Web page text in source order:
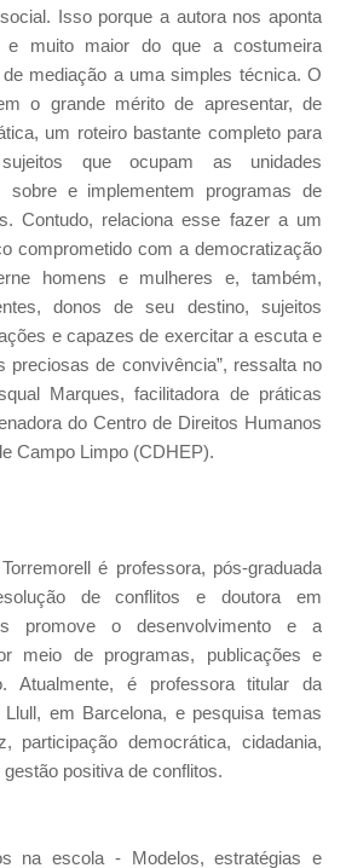
Isso porque a autora nos aponta
e muito maior do que a costumeira
mediação a uma simples técnica. O
o grande mérito de apresentar, de
um roteiro bastante completo para
que ocupam as unidades
sobre e implementem programas de
Contudo, relaciona esse fazer a um
comprometido com a democratização
homens e mulheres e, também,
donos de seu destino, sujeitos
e capazes de exercitar a escuta e
preciosas de convivência”, ressalta no
Marques, facilitadora de práticas
do Centro de Direitos Humanos
Campo Limpo (CDHEP).
é professora, pós-graduada
de conflitos e doutora em
promove o desenvolvimento e a
meio de programas, publicações e
Atualmente, é professora titular da
Llull, em Barcelona, e pesquisa temas
participação democrática, cidadania,
positiva de conflitos.
na escola - Modelos, estratégias e